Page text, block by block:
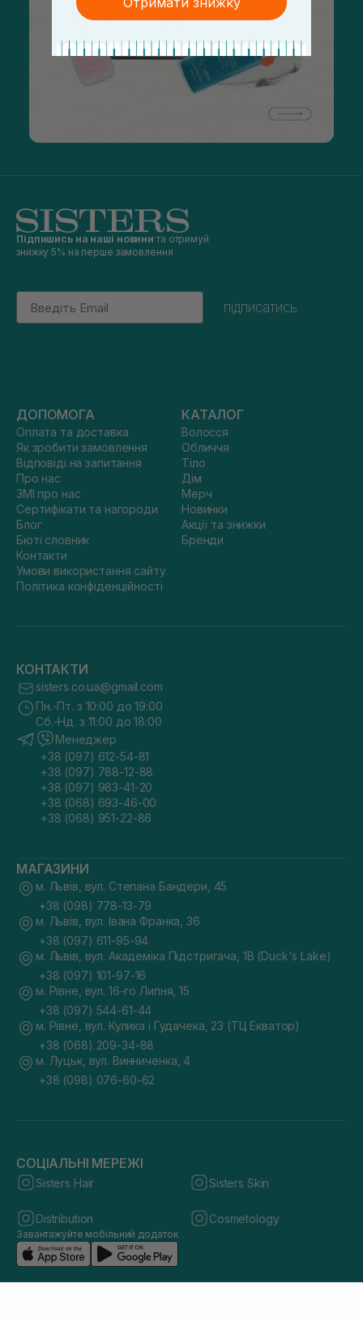
Підпишись на наші новини та отримуй
знижку 5% на перше замовлення
Email
підписатись
ДОПОМОГА
Оплата та доставка
Як зробити замовлення
Відповіді на запитання
Про нас
ЗМІ про нас
Сертифікати та нагороди
Блог
Бюті словник
Контакти
Умови використання сайту
Політика конфіденційності
КАТАЛОГ
Волосся
Обличчя
Тіло
Дім
Мерч
Новинки
Акції та знижки
Бренди
КОНТАКТИ
sisters.co.ua@gmail.com
Пн.-Пт. з 10:00 до 19:00
Сб.-Нд. з 11:00 до 18:00
Менеджер
+38 (097) 612-54-81
+38 (097) 788-12-88
+38 (097) 983-41-20
+38 (068) 693-46-00
+38 (068) 951-22-86
МАГАЗИНИ
м. Львів, вул. Степана Бандери, 45
+38 (098) 778-13-79
м. Львів, вул. Івана Франка, 36
+38 (097) 611-95-94
м. Львів, вул. Академіка Підстригача, 1В (Duck's Lake)
+38 (097) 101-97-16
м. Рівне, вул. 16-го Липня, 15
+38 (097) 544-61-44
м. Рівне, вул. Кулика і Гудачека, 23 (ТЦ Екватор)
+38 (068) 209-34-88
м. Луцьк, вул. Винниченка, 4
+38 (098) 076-60-62
СОЦІАЛЬНІ МЕРЕЖІ
Sisters Hair Sisters Skin
Distribution Cosmetology
Завантажуйте мобільний додаток